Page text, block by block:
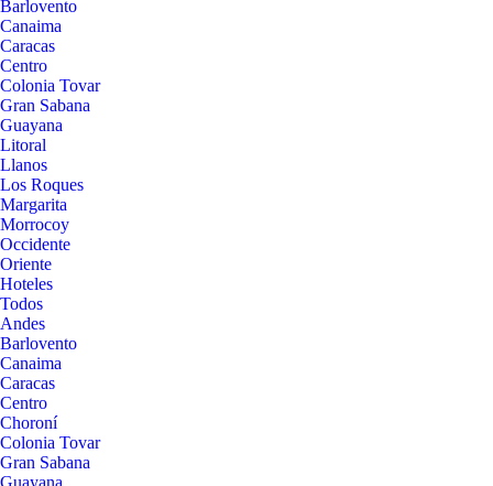
Barlovento
Canaima
Caracas
Centro
Colonia Tovar
Gran Sabana
Guayana
Litoral
Llanos
Los Roques
Margarita
Morrocoy
Occidente
Oriente
Hoteles
Todos
Andes
Barlovento
Canaima
Caracas
Centro
Choroní
Colonia Tovar
Gran Sabana
Guayana